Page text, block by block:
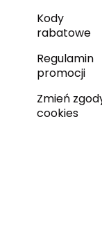
Kody
rabatowe
Regulamin
promocji
Zmień
cookies